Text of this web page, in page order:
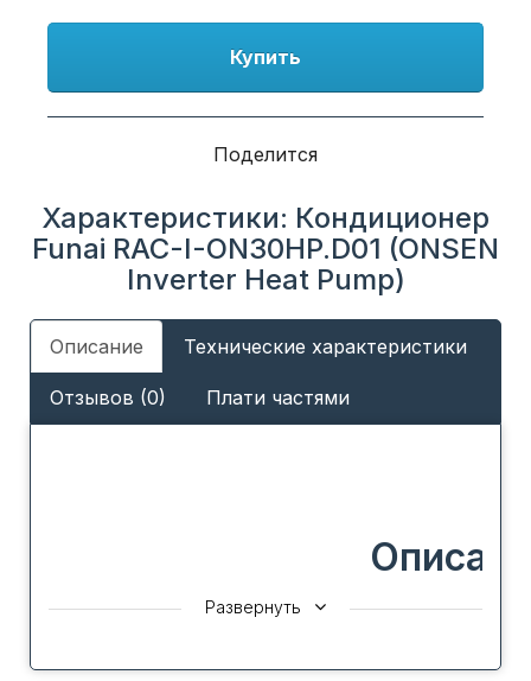
Купить
Поделится
Характеристики: Кондиционер
Funai RAC-I-ON30HP.D01 (ONSEN
Inverter Heat Pump)
Описание Технические характеристики
Отзывов (0) Плати частями
Развернуть